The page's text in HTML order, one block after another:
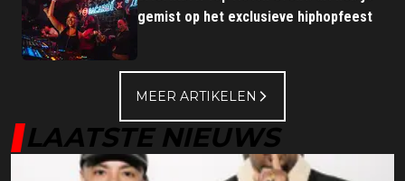
gemist op het exclusieve hiphopfeest
MEER ARTIKELEN
LAATSTE NIEUWS